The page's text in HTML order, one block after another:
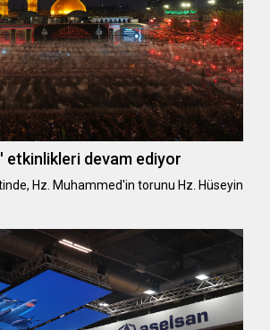
etkinlikleri devam ediyor
Hz. Muhammed'in torunu Hz. Hüseyin